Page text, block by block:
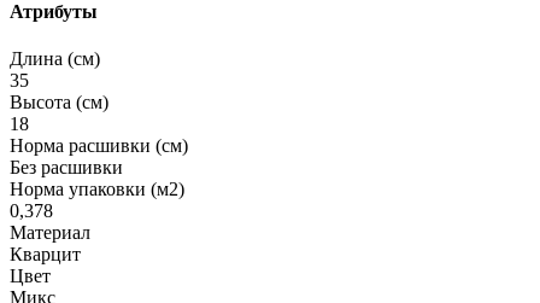
Атрибуты
Длина (см)
35
Высота (см)
18
Норма расшивки (см)
Без расшивки
Норма упаковки (м2)
0,378
Материал
Кварцит
Цвет
Микс